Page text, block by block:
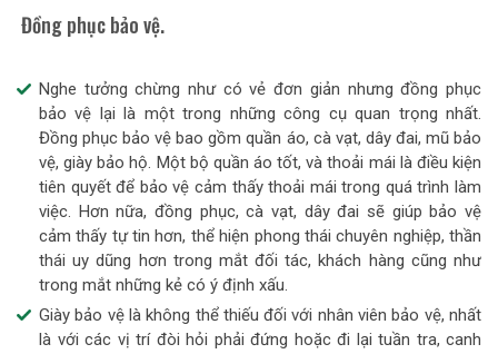
Đồng phục bảo vệ.
Nghe tưởng chừng như có vẻ đơn giản nhưng đồng phục
bảo vệ lại là một trong những công cụ quan trọng nhất.
Đồng phục bảo vệ bao gồm quần áo, cà vạt, dây đai, mũ bảo
vệ, giày bảo hộ. Một bộ quần áo tốt, và thoải mái là điều kiện
tiên quyết để bảo vệ cảm thấy thoải mái trong quá trình làm
việc. Hơn nữa, đồng phục, cà vạt, dây đai sẽ giúp bảo vệ
cảm thấy tự tin hơn, thể hiện phong thái chuyên nghiệp, thần
thái uy dũng hơn trong mắt đối tác, khách hàng cũng như
trong mắt những kẻ có ý định xấu.
Giày bảo vệ là không thể thiếu đối với nhân viên bảo vệ, nhất
là với các vị trí đòi hỏi phải đứng hoặc đi lại tuần tra, canh